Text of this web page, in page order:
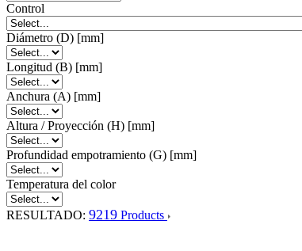
Control
Diámetro (D) [mm]
Longitud (B) [mm]
Anchura (A) [mm]
Altura / Proyección (H) [mm]
Profundidad empotramiento (G) [mm]
Temperatura del color
RESULTADO: 9219 Products